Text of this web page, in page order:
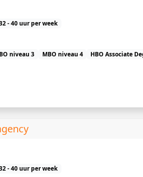
- 40 uur per week
niveau 3 MBO niveau 4
HBO Associate
- 40 uur per week